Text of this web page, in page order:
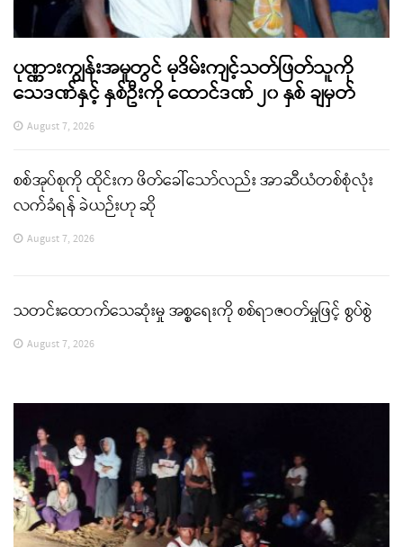
ပုဏ္ဏားကျွန်းအမှုတွင် မုဒိမ်းကျင့်သတ်ဖြတ်သူကို
သေဒဏ်နှင့် နှစ်ဦးကို ထောင်ဒဏ် ၂၀ နှစ် ချမှတ်
August 7, 2026
စစ်အုပ်စုကို ထိုင်းက ဖိတ်ခေါ်သော်လည်း အာဆီယံတစ်စုံလုံး
လက်ခံရန် ခဲယဉ်းဟု ဆို
August 7, 2026
သတင်းထောက်သေဆုံးမှု အစ္စရေးကို စစ်ရာဇဝတ်မှုဖြင့် စွပ်စွဲ
August 7, 2026